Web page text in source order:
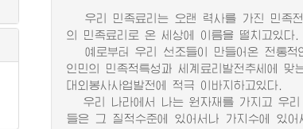
우리 민족료리는 오랜 력사를 가진 민족전
의 민족료리로 온 세상에 이름을 떨치고있다.
예로부터 우리 선조들이 만들어온 전통적
인민의 민족적특성과 세계료리발전추세에
대외봉사사업발전에 적극 이바지하고있다.
우리 나라에서 나는 원자재를 가지고 우리
들은 그 질적수준에 있어서나 가지수에 있